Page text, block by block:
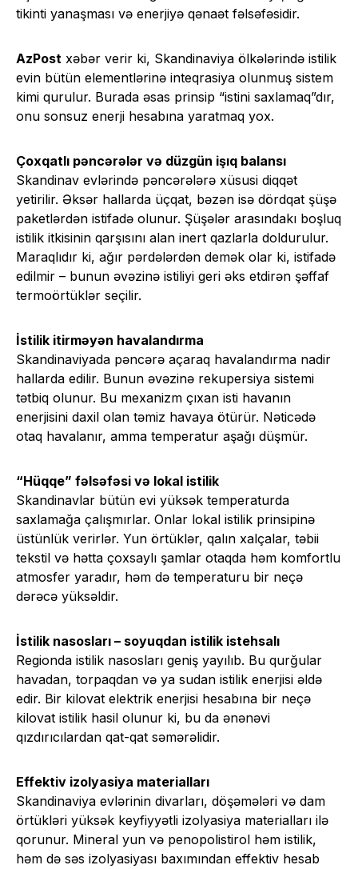
tikinti yanaşması və enerjiyə qənaət fəlsəfəsidir.
AzPost xəbər verir ki, Skandinaviya ölkələrində istilik
evin bütün elementlərinə inteqrasiya olunmuş sistem
kimi qurulur. Burada əsas prinsip “istini saxlamaq”dır,
onu sonsuz enerji hesabına yaratmaq yox.
Çoxqatlı pəncərələr və düzgün işıq balansı
Skandinav evlərində pəncərələrə xüsusi diqqət
yetirilir. Əksər hallarda üçqat, bəzən isə dördqat şüşə
paketlərdən istifadə olunur. Şüşələr arasındakı boşluq
istilik itkisinin qarşısını alan inert qazlarla doldurulur.
Maraqlıdır ki, ağır pərdələrdən demək olar ki, istifadə
edilmir – bunun əvəzinə istiliyi geri əks etdirən şəffaf
termoörtüklər seçilir.
İstilik itirməyən havalandırma
Skandinaviyada pəncərə açaraq havalandırma nadir
hallarda edilir. Bunun əvəzinə rekupersiya sistemi
tətbiq olunur. Bu mexanizm çıxan isti havanın
enerjisini daxil olan təmiz havaya ötürür. Nəticədə
otaq havalanır, amma temperatur aşağı düşmür.
“Hüqqe” fəlsəfəsi və lokal istilik
Skandinavlar bütün evi yüksək temperaturda
saxlamağa çalışmırlar. Onlar lokal istilik prinsipinə
üstünlük verirlər. Yun örtüklər, qalın xalçalar, təbii
tekstil və hətta çoxsaylı şamlar otaqda həm komfortlu
atmosfer yaradır, həm də temperaturu bir neçə
dərəcə yüksəldir.
İstilik nasosları – soyuqdan istilik istehsalı
Regionda istilik nasosları geniş yayılıb. Bu qurğular
havadan, torpaqdan və ya sudan istilik enerjisi əldə
edir. Bir kilovat elektrik enerjisi hesabına bir neçə
kilovat istilik hasil olunur ki, bu da ənənəvi
qızdırıcılardan qat-qat səmərəlidir.
Effektiv izolyasiya materialları
Skandinaviya evlərinin divarları, döşəmələri və dam
örtükləri yüksək keyfiyyətli izolyasiya materialları ilə
qorunur. Mineral yun və penopolistirol həm istilik,
həm də səs izolyasiyası baxımından effektiv hesab